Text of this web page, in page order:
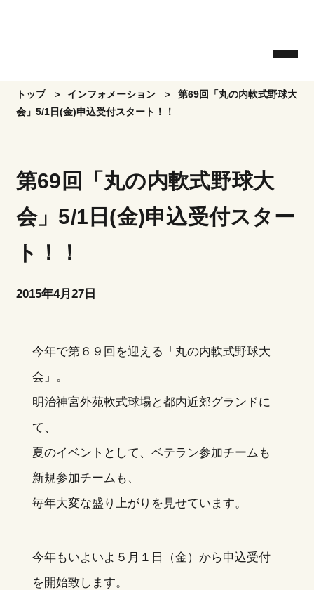
content
トップ インフォメーション
第69回「丸の内軟式野球大
会」5/1日(金)申込受付スタート！！
第69回「丸の内軟式野球大
会」5/1日(金)申込受付スター
ト！！
2015年4月27日
今年で第６９回を迎える「丸の内軟式野球大
会」。
明治神宮外苑軟式球場と都内近郊グランドに
て、
夏のイベントとして、ベテラン参加チームも
新規参加チームも、
毎年大変な盛り上がりを見せています。
今年もいよいよ５月１日（金）から申込受付
を開始致します。